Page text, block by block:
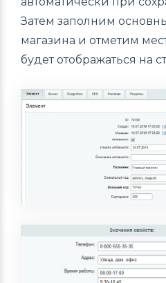
Затем заполним
магазина и отметим
будет отображаться на